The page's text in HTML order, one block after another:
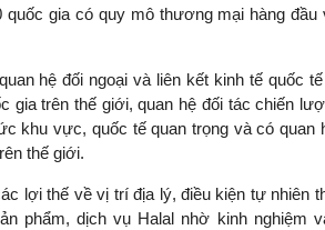
quốc gia có quy mô thương mại hàng
hệ đối ngoại và liên kết kinh tế quốc
gia trên thế giới, quan hệ đối tác chiến
khu vực, quốc tế quan trọng và có quan
thế giới.
lợi thế về vị trí địa lý, điều kiện tự nhiên
phẩm, dịch vụ Halal nhờ kinh nghiệm